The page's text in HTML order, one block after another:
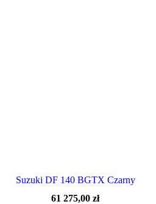
Suzuki DF 140 BGTX Czarny
61 275,00 zł